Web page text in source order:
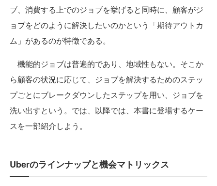
ブ、消費する上でのジョブを挙げると同時に、顧客がジ
ョブをどのように解決したいのかという「期待アウトカ
ム」があるのが特徴である。
機能的ジョブは普遍的であり、地域性もない。そこか
ら顧客の状況に応じて、ジョブを解決するためのステッ
プごとにブレークダウンしたステップを用い、ジョブを
洗い出すという。では、以降では、本書に登場するケー
スを一部紹介しよう。
Uberのラインナップと機会マトリックス